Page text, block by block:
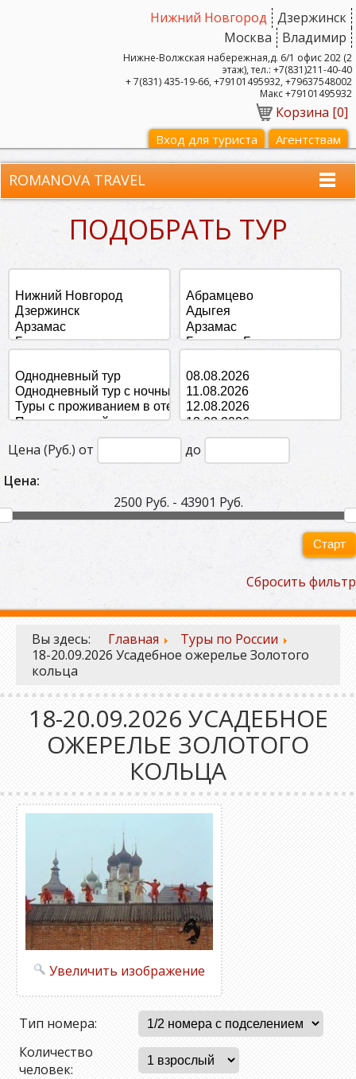
Дзержинск
Нижний Новгород
Владимир
Москва
Нижне-Волжская набережная,д. 6/1 офис 202 (2
этаж), тел.: +7(831)211-40-40
+ 7(831) 435-19-66, +79101495932, +79637548002
Макс +79101495932
Корзина [0]
Вход для туриста Агентствам
ROMANOVA TRAVEL
ПОДОБРАТЬ ТУР
Цена (Руб.) от
до
Цена:
2500 Руб. - 43901 Руб.
Старт
Сбросить фильтр
Вы здесь: Главная
Туры по России
18-20.09.2026 Усадебное ожерелье Золотого
кольца
18-20.09.2026 УСАДЕБНОЕ
ОЖЕРЕЛЬЕ ЗОЛОТОГО
КОЛЬЦА
Увеличить изображение
Тип номера:
Количество
человек: